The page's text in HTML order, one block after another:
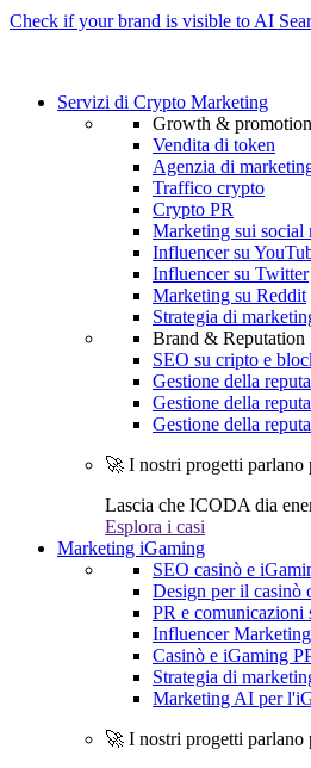
Check if your brand is visible to AI
Servizi di Crypto Marketing
Growth & promotion
Vendita di token
Agenzia di
Traffico crypto
Crypto PR
Marketing sui social
Influencer su
Influencer su Twitter
Marketing su Reddit
Strategia di
Brand & Reputation
SEO su cripto e
Gestione della
Gestione della
Gestione della
🚀 I nostri progetti parlano
Lascia che ICODA dia
Esplora i casi
Marketing iGaming
SEO casinò e
Design per il casinò
PR e comunicazioni
Influencer
Casinò e iGaming
Strategia di
Marketing AI per
🚀 I nostri progetti parlano